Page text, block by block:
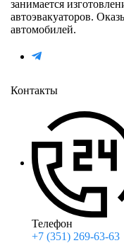
занимается
автоэвакуаторов.
автомобилей.
Контакты
Телефон
+7 (351) 269-63-63